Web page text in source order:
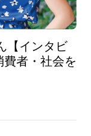
【インタビ
者・社会を